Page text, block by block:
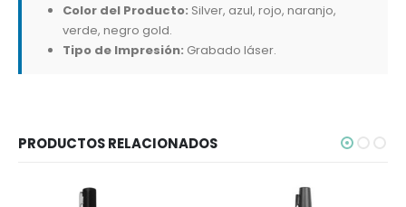
Color del Producto: Silver, azul, rojo, naranjo,
verde, negro gold.
Tipo de Impresión: Grabado láser.
PRODUCTOS RELACIONADOS